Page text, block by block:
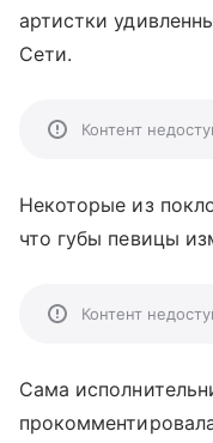
артистки
Сети.
Контент
Некоторые из
что губы певицы
Контент
Сама